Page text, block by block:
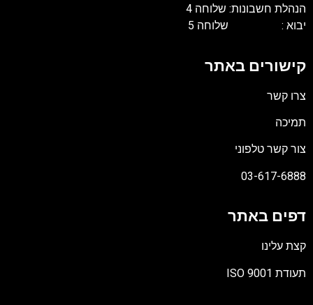
הנהלת חשבונות: שלוחה 4
יבוא : שלוחה 5
קישורים באתר
צרו קשר
תמיכה
צור קשר טלפוני
03-617-6888
דפים באתר
קצת עלינו
תעודת ISO 9001